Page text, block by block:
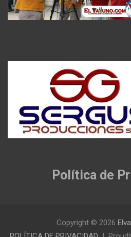
Política de
Copyright © 2026